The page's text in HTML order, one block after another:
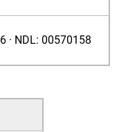
· NDL: 00570158